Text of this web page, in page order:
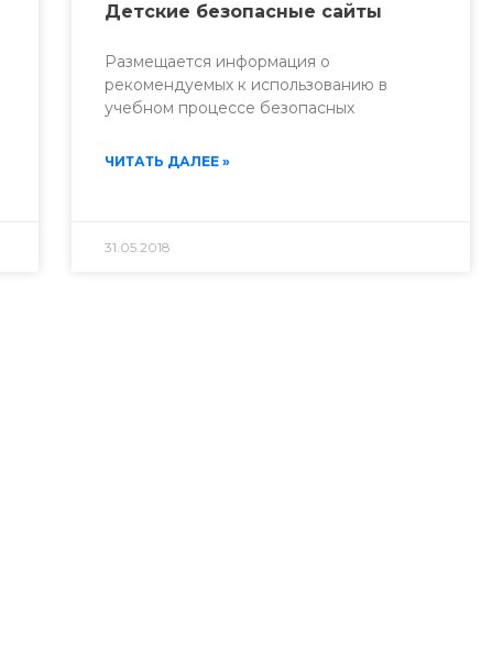
Детские безопасные сайты
Размещается информация о
рекомендуемых к использованию в
учебном процессе безопасных
ЧИТАТЬ ДАЛЕЕ »
31.05.2018